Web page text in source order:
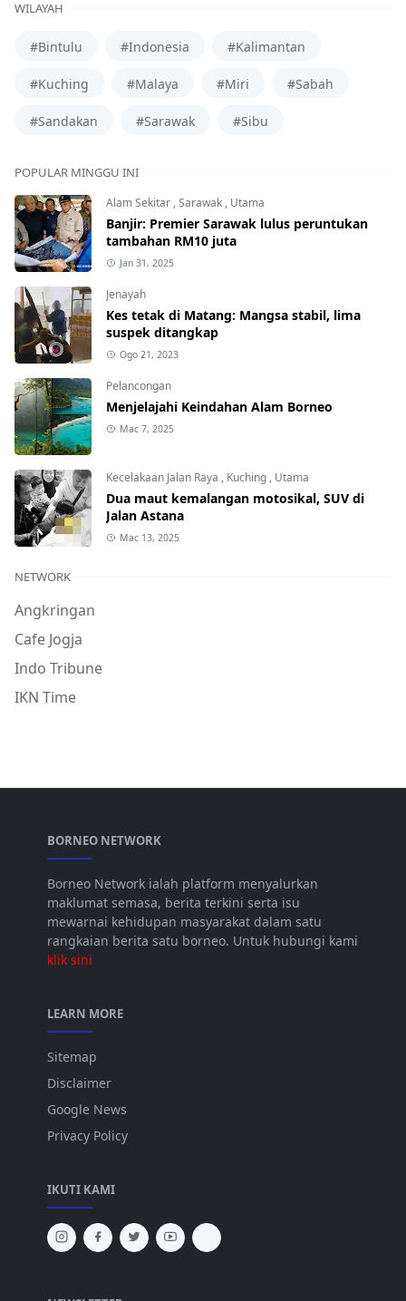
WILAYAH
#Bintulu #Indonesia #Kalimantan
#Kuching #Malaya #Miri #Sabah
#Sandakan #Sarawak #Sibu
POPULAR MINGGU INI
Alam Sekitar ,Sarawak , Utama
Banjir: Premier Sarawak lulus peruntukan
tambahan RM10 juta
Jan 31, 2025
Jenayah
Kes tetak di Matang: Mangsa stabil, lima
suspek ditangkap
Ogo 21, 2023
Pelancongan
Menjelajahi Keindahan Alam Borneo
Mac 7, 2025
Kecelakaan Jalan Raya , Kuching , Utama
Dua maut kemalangan motosikal, SUV di
Jalan Astana
Mac 13, 2025
NETWORK
Angkringan
Cafe Jogja
Indo Tribune
IKN Time
BORNEO NETWORK
Borneo Network ialah platform menyalurkan
maklumat semasa, berita terkini serta isu
mewarnai kehidupan masyarakat dalam satu
rangkaian berita satu borneo. Untuk hubungi kami
klik sini
LEARN MORE
Sitemap
Disclaimer
Google News
Privacy Policy
IKUTI KAMI